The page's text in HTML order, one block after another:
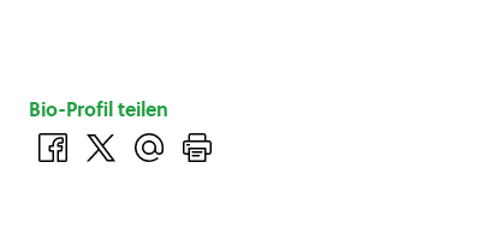
Bio-Profil teilen